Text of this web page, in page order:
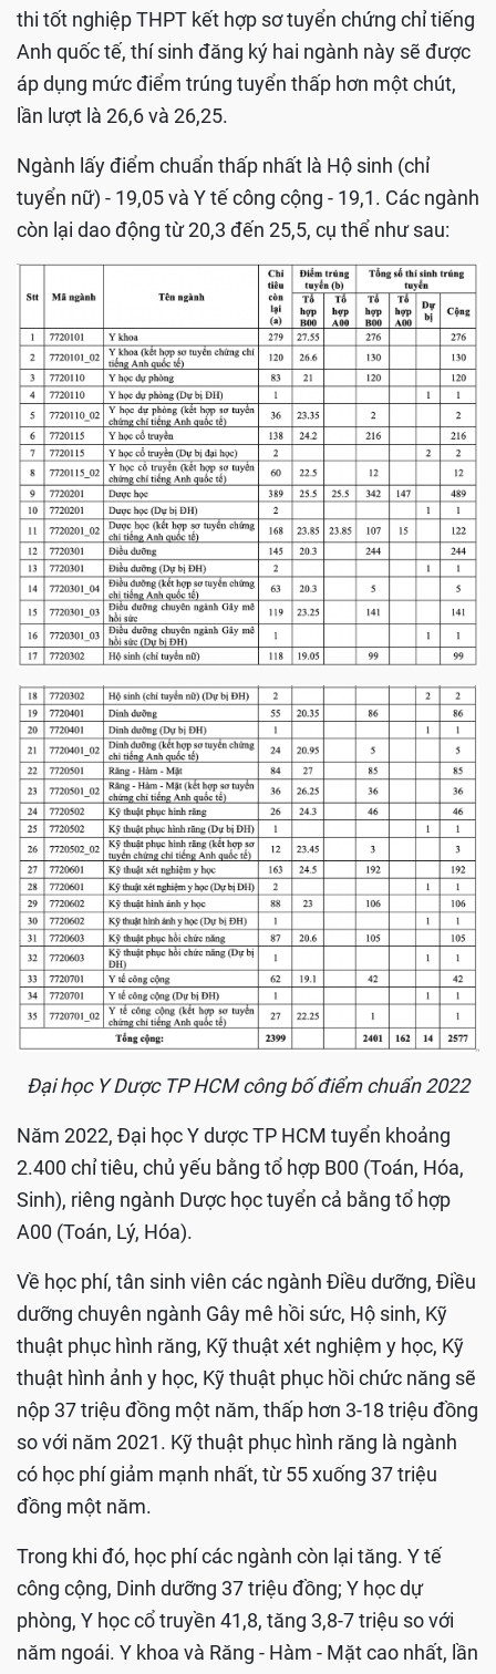
thi tốt nghiệp THPT kết hợp sơ tuyển chứng chỉ tiếng
Anh quốc tế, thí sinh đăng ký hai ngành này sẽ được
áp dụng mức điểm trúng tuyển thấp hơn một chút,
lần lượt là 26,6 và 26,25.
Ngành lấy điểm chuẩn thấp nhất là Hộ sinh (chỉ
tuyển nữ) - 19,05 và Y tế công cộng - 19,1. Các ngành
còn lại dao động từ 20,3 đến 25,5, cụ thể như sau:
Đại học Y Dược TP HCM công bố điểm chuẩn 2022
Năm 2022, Đại học Y dược TP HCM tuyển khoảng
2.400 chỉ tiêu, chủ yếu bằng tổ hợp B00 (Toán, Hóa,
Sinh), riêng ngành Dược học tuyển cả bằng tổ hợp
A00 (Toán, Lý, Hóa).
Về học phí, tân sinh viên các ngành Điều dưỡng, Điều
dưỡng chuyên ngành Gây mê hồi sức, Hộ sinh, Kỹ
thuật phục hình răng, Kỹ thuật xét nghiệm y học, Kỹ
thuật hình ảnh y học, Kỹ thuật phục hồi chức năng sẽ
nộp 37 triệu đồng một năm, thấp hơn 3-18 triệu đồng
so với năm 2021. Kỹ thuật phục hình răng là ngành
có học phí giảm mạnh nhất, từ 55 xuống 37 triệu
đồng một năm.
Trong khi đó, học phí các ngành còn lại tăng. Y tế
công cộng, Dinh dưỡng 37 triệu đồng; Y học dự
phòng, Y học cổ truyền 41,8, tăng 3,8-7 triệu so với
năm ngoái. Y khoa và Răng - Hàm - Mặt cao nhất, lần